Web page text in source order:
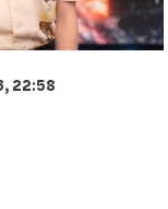
22:58